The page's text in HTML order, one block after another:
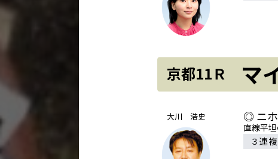
京都11Ｒ マ
大川 浩史 ◎ ニ
直線平
３連複